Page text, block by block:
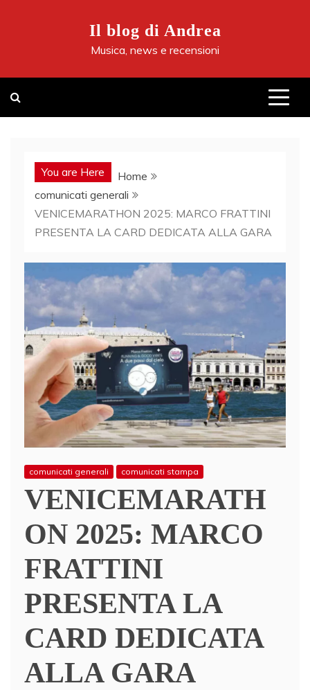
Il blog di Andrea
Musica, news e recensioni
You are Here
Home
comunicati generali
VENICEMARATHON 2025: MARCO FRATTINI
PRESENTA LA CARD DEDICATA ALLA GARA
comunicati generali comunicati stampa
VENICEMARATH
ON 2025: MARCO
FRATTINI
PRESENTA LA
CARD DEDICATA
ALLA GARA